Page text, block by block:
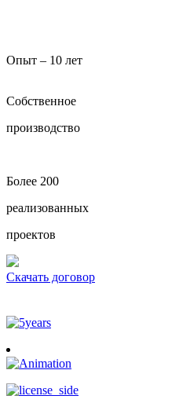
Опыт – 10 лет
Собственное
производство
Более 200
реализованных
проектов
Скачать договор